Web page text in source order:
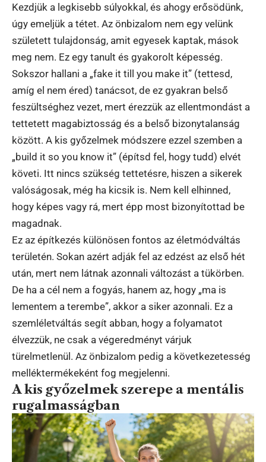
Kezdjük a legkisebb súlyokkal, és ahogy erősödünk,
úgy emeljük a tétet. Az önbizalom nem egy velünk
született tulajdonság, amit egyesek kaptak, mások
meg nem. Ez egy tanult és gyakorolt képesség.
Sokszor hallani a „fake it till you make it” (tettesd,
amíg el nem éred) tanácsot, de ez gyakran belső
feszültséghez vezet, mert érezzük az ellentmondást a
tettetett magabiztosság és a belső bizonytalanság
között. A kis győzelmek módszere ezzel szemben a
„build it so you know it” (építsd fel, hogy tudd) elvét
követi. Itt nincs szükség tettetésre, hiszen a sikerek
valóságosak, még ha kicsik is. Nem kell elhinned,
hogy képes vagy rá, mert épp most bizonyítottad be
magadnak.
Ez az építkezés különösen fontos az életmódváltás
területén. Sokan azért adják fel az edzést az első hét
után, mert nem látnak azonnali változást a tükörben.
De ha a cél nem a fogyás, hanem az, hogy „ma is
lementem a terembe”, akkor a siker azonnali. Ez a
szemléletváltás segít abban, hogy a folyamatot
élvezzük, ne csak a végeredményt várjuk
türelmetlenül. Az önbizalom pedig a következetesség
melléktermékeként fog megjelenni.
A kis győzelmek szerepe a mentális
rugalmasságban